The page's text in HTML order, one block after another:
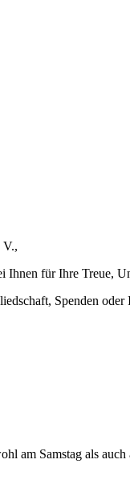
V.,
für Ihre Treue,
Spenden
am Samstag als